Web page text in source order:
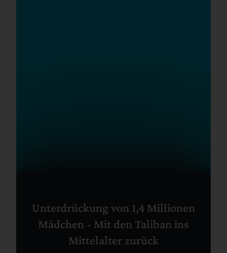
Unterdrückung von 1,4 Millionen
Mädchen - Mit den Taliban ins
Mittelalter zurück